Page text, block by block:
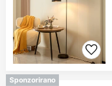
Sponzorirano